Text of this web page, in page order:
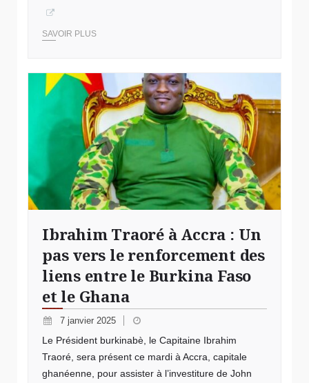
SAVOIR PLUS
Ibrahim Traoré à Accra : Un
pas vers le renforcement des
liens entre le Burkina Faso
et le Ghana
7 janvier 2025
Le Président burkinabè, le Capitaine Ibrahim
Traoré, sera présent ce mardi à Accra, capitale
ghanéenne, pour assister à l’investiture de John